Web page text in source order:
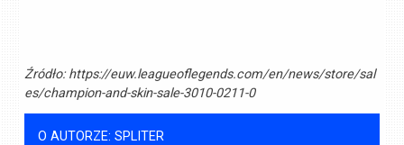
Źródło:https://euw.leagueoflegends.com/en/news/store/sal
es/champion-and-skin-sale-3010-0211-0
O AUTORZE: SPLITER